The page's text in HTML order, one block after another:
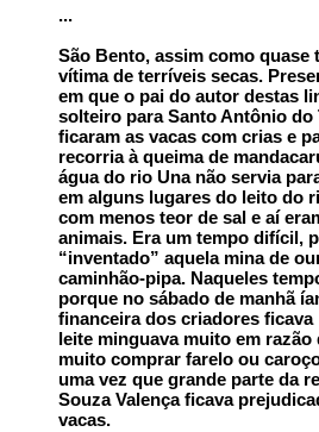
...
São Bento, assim como
vítima de terríveis secas.
em que o pai do autor destas
solteiro para Santo Antônio do
ficaram as vacas com crias e
recorria à queima de
água do rio Una não servia
em alguns lugares do leito do
com menos teor de sal e aí
animais. Era um tempo difícil,
“inventado” aquela mina de
caminhão-pipa. Naqueles
porque no sábado de manhã
financeira dos criadores
leite minguava muito em razão
muito comprar farelo ou
uma vez que grande parte da
Souza Valença ficava
vacas.